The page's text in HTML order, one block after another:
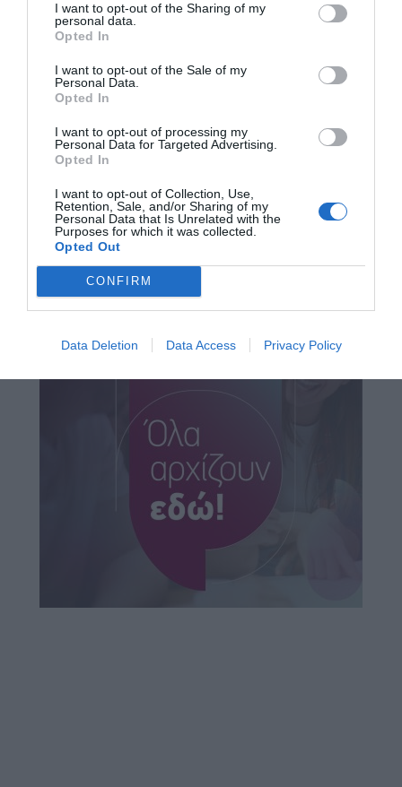
I want to opt-out of the Sharing of my
personal data.
Opted In
I want to opt-out of the Sale of my
Personal Data.
Opted In
I want to opt-out of processing my
Personal Data for Targeted Advertising.
Opted In
I want to opt-out of Collection, Use,
Retention, Sale, and/or Sharing of my
Personal Data that Is Unrelated with the
Purposes for which it was collected.
Opted Out
CONFIRM
Data Deletion Data Access Privacy Policy
2006 – Μαρίσκα Βέρες, Ολλανδή
2007 – Λες Σάνον, Άγγλος ποδοσφαιριστής και
2008 – Κωνσταντίνος Παπαχρόνης, Έλληνας
2013 – Βέρνον Σο, πολιτικός από τη Δομινίκα